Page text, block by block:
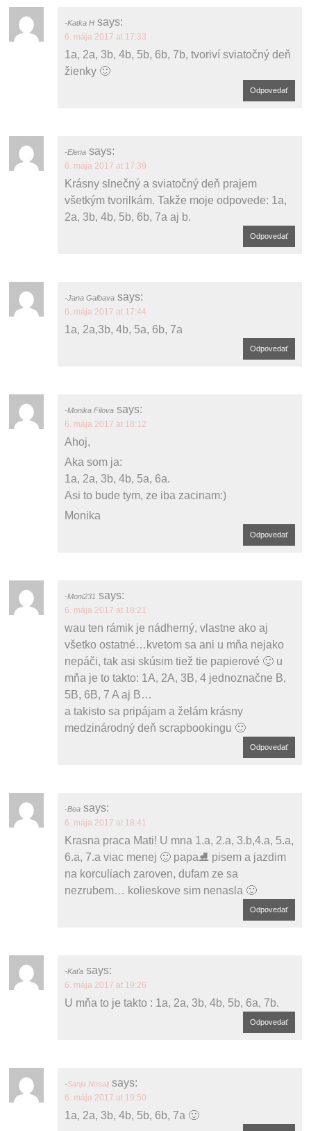
Katka H says:
6. mája 2017 at 17:33
1a, 2a, 3b, 4b, 5b, 6b, 7b, tvoriví sviatočný deň
žienky 🙂
Odpovedať
Elena says:
6. mája 2017 at 17:39
Krásny slnečný a sviatočný deň prajem
všetkým tvorilkám. Takže moje odpovede: 1a,
2a, 3b, 4b, 5b, 6b, 7a aj b.
Odpovedať
Jana Galbava says:
6. mája 2017 at 17:44
1a, 2a,3b, 4b, 5a, 6b, 7a
Odpovedať
Monika Filova says:
6. mája 2017 at 18:12
Ahoj,
Aka som ja:
1a, 2a, 3b, 4b, 5a, 6a.
Asi to bude tym, ze iba zacinam:)
Monika
Odpovedať
Moni231 says:
6. mája 2017 at 18:21
wau ten rámik je nádherný, vlastne ako aj
všetko ostatné…kvetom sa ani u mňa nejako
nepáči, tak asi skúsim tiež tie papierové 🙂 u
mňa je to takto: 1A, 2A, 3B, 4 jednoznačne B,
5B, 6B, 7 A aj B…
a takisto sa pripájam a želám krásny
medzinárodný deň scrapbookingu 🙂
Odpovedať
Bea says:
6. mája 2017 at 18:41
Krasna praca Mati! U mna 1.a, 2.a, 3.b,4.a, 5.a,
6.a, 7.a viac menej 🙂 papa⛸ pisem a jazdim
na korculiach zaroven, dufam ze sa
nezrubem… kolieskove sim nenasla 🙂
Odpovedať
Kaťa says:
6. mája 2017 at 19:26
U mňa to je takto : 1a, 2a, 3b, 4b, 5b, 6a, 7b.
Odpovedať
Sanja Nosalj says:
6. mája 2017 at 19:50
1a, 2a, 3b, 4b, 5b, 6b, 7a 🙂